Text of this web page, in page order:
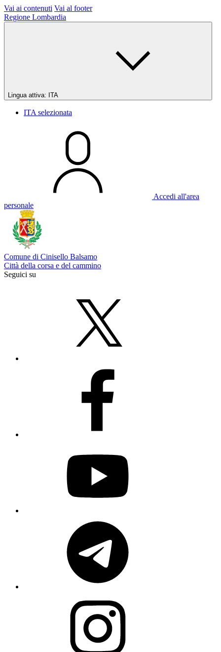
Vai ai contenuti Vai al footer
Regione Lombardia
Lingua attiva: ITA
ITA selezionata
Accedi all'area
personale
Comune di Cinisello Balsamo
Città della corsa e del cammino
Seguici su